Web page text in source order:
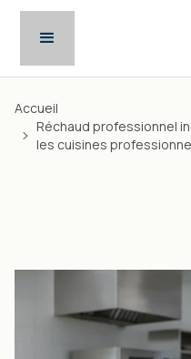
Accueil
Réchaud professionnel
les cuisines